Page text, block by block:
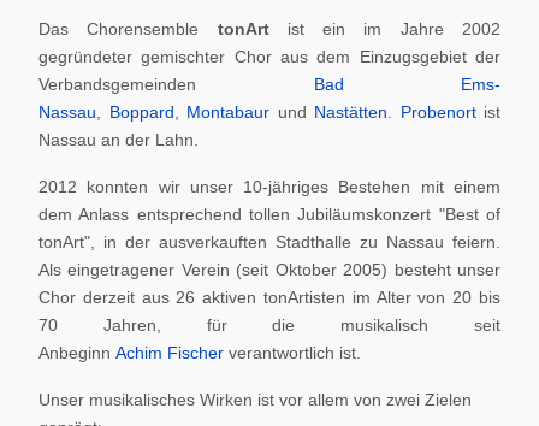
Das Chorensemble tonArt ist ein im Jahre 2002
gegründeter gemischter Chor aus dem Einzugsgebiet der
Verbandsgemeinden Bad Ems-
Nassau
Boppard Montabaur und Nastätten Probenortist
Nassau an der Lahn.
2012 konnten wir unser 10-jähriges Bestehen mit einem
dem Anlass entsprechend tollen Jubiläumskonzert "Best of
tonArt", in der ausverkauften Stadthalle zu Nassau feiern.
Als eingetragener Verein (seit Oktober 2005) besteht unser
Chor derzeit aus 26 aktiven tonArtisten im Alter von 20 bis
70 Jahren, für die musikalisch seit
Anbeginn Achim Fischer verantwortlich ist.
Unser musikalisches Wirken ist vor allem von zwei Zielen